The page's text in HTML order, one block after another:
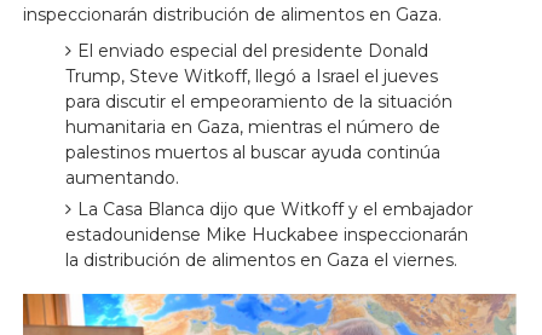
inspeccionarán distribución de alimentos en Gaza.
El enviado especial del presidente Donald
Trump, Steve Witkoff, llegó a Israel el jueves
para discutir el empeoramiento de la situación
humanitaria en Gaza, mientras el número de
palestinos muertos al buscar ayuda continúa
aumentando.
La Casa Blanca dijo que Witkoff y el embajador
estadounidense Mike Huckabee inspeccionarán
la distribución de alimentos en Gaza el viernes.